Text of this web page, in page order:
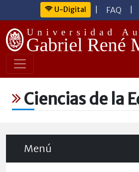
U-Digital FAQ
Ciencias de la
Menú